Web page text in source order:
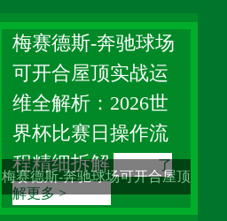
响，我的脑海中浮现的不仅是
绿茵场上的激烈对决，更是横
跨北美三国的宏大安保棋局。
作为一名深耕体育评估领域三
十年的老兵，
梅赛德斯-奔驰球场
可开合屋顶实战运
维全解析：2026世
界杯比赛日操作流
程精细拆解
梅赛德斯-奔驰球场可开合屋顶
实战运维全解析：2026世界杯
了
解更多 >